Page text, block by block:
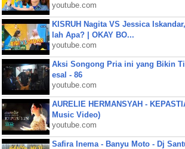
youtube.com
KISRUH Nagita VS Jessica
lah Apa? | OKAY BO...
youtube.com
Aksi Songong Pria ini yang Bikin
esal - 86
youtube.com
AURELIE HERMANSYAH -
Music Video)
youtube.com
Safira Inema - Banyu Moto - Dj